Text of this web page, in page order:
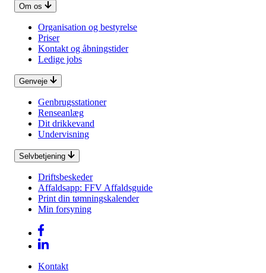
Om os
Organisation og bestyrelse
Priser
Kontakt og åbningstider
Ledige jobs
Genveje
Genbrugsstationer
Renseanlæg
Dit drikkevand
Undervisning
Selvbetjening
Driftsbeskeder
Affaldsapp: FFV Affaldsguide
Print din tømningskalender
Min forsyning
Kontakt